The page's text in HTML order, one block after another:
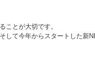
ことが大切です。
して今年からスタートした新